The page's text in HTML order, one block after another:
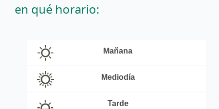
en qué horario:
Mañana
Mediodía
Tarde